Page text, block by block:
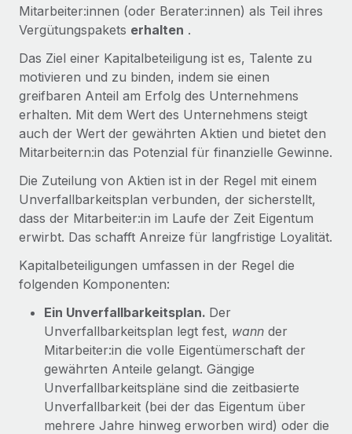
Globales Onboarding und Verwalten von
Freelancer:innen
PEO
Auslagern von komplexen HR-Aufgaben
INFRASTRUKTUR
Remote Embedded
Plattform
Integrierte HR-Kernfunktionen für dein Team
Verknüpfung beliebiger KI-Tools mit Remote über unser
MCP
Integrationen
Prozessoptimierung mit unverzichtbaren Business-
Tools
DIENSTLEISTUNGEN
Agile HR- und Payroll-Lösungen für wachsende
Unternehmen
Mittelstand
Maßgeschneiderte HR-Lösungen, um Teams zu
vergrößern
Globale HR für Konzerne und Großunternehmen
PARTNER WERDEN
Strategische Technologiepartner
Flexible Einbettung von Global-HR-Funktionen in deine
Plattform
Partner werden
Entdecke die Möglichkeiten einer Partnerschaft
Remote Build
Demnächst verfügbar
Gesamtbeschäftigungskosten
Informationen zu möglichen Währungen und
Abwicklungsfristen für globale Freelancer:innen
LERNEN MIT REMOTE
Fallstudien
Checklisten und Vorlagen
Bibliothek für Stellenbeschreibungen
Webinare
Events
Newsroom
Informationen zu Gehältern und Qualifikationen
Nederlands
Français
Deutsch
Español
Italiano
Português (Portugal)
日本語
한국어
中文（简体）
Anmelden
Mitarbeiter:innen (oder Berater:innen) als Teil ihres
Vergütungspakets erhalten .
Das Ziel einer Kapitalbeteiligung ist es, Talente zu
motivieren und zu binden, indem sie einen
greifbaren Anteil am Erfolg des Unternehmens
erhalten. Mit dem Wert des Unternehmens steigt
auch der Wert der gewährten Aktien und bietet den
Mitarbeitern:in das Potenzial für finanzielle Gewinne.
Die Zuteilung von Aktien ist in der Regel mit einem
Unverfallbarkeitsplan verbunden, der sicherstellt,
dass der Mitarbeiter:in im Laufe der Zeit Eigentum
erwirbt. Das schafft Anreize für langfristige Loyalität.
Kapitalbeteiligungen umfassen in der Regel die
folgenden Komponenten:
Ein Unverfallbarkeitsplan. Der
Unverfallbarkeitsplan legt fest, wann der
Mitarbeiter:in die volle Eigentümerschaft der
gewährten Anteile gelangt. Gängige
Unverfallbarkeitspläne sind die zeitbasierte
Unverfallbarkeit (bei der das Eigentum über
mehrere Jahre hinweg erworben wird) oder die